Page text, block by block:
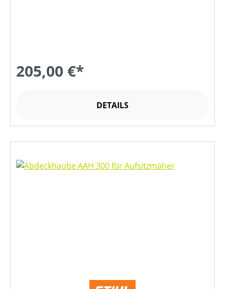
205,00 €*
DETAILS